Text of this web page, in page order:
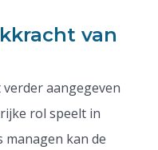
van
aangegeven
rol speelt in
managen kan de